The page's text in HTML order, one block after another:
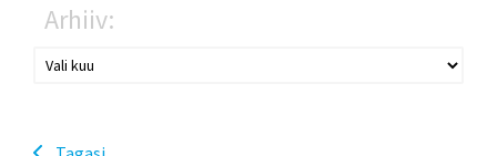
Arhiiv: